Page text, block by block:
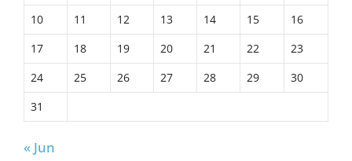
10
11 12 13 14 15
16
17
18 19 20 21 22
23
24
25 26 27 28 29
30
31
« Jun